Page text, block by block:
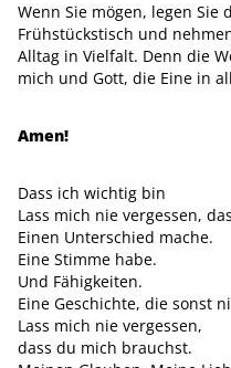
Wenn Sie mögen, legen Sie
Frühstückstisch und
Alltag in Vielfalt. Denn die
mich und Gott, die Eine in
Amen!
Dass ich wichtig bin
Lass mich nie vergessen,
Einen Unterschied mache.
Eine Stimme habe.
Und Fähigkeiten.
Eine Geschichte, die sonst
Lass mich nie vergessen,
dass du mich brauchst.